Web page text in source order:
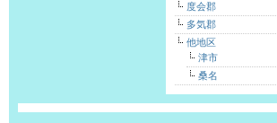
度会郡
多気郡
他地区
津市
桑名